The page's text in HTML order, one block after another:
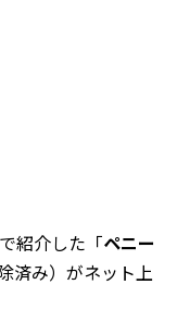
紹介した「ペニー
済み）がネット上